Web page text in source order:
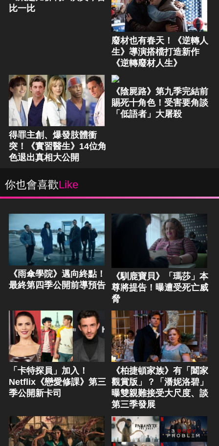
比一比
廢材也有春天！《逆轉人
生》導演搭檔打造新作
《逆轉廢材人生》
得罪主創、爆發肢體衝
突！《實習醫生》14位角
色退出真相大公開
《陰屍路》第九季完結前
賜死十角色！受害要角談
「低語者」大屠殺
你也會喜歡Like
《雨傘學院》邁向終點！
最終第四季公開前導預告
《馴鹿寶貝》「瑪莎」本
尊將提告！曝遭受死亡威
脅
「卡特探員」加入！
Netflix《戀愛修課》第三
季公開新卡司
《柏捷頓家族》有「闔家
觀賞版」？「潘妮洛碧」
曝雙親難接受大尺度、談
第三季發展